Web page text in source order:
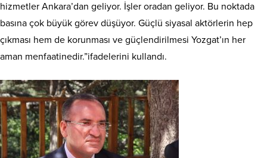
hizmetler Ankara’dan geliyor. İşler oradan geliyor. Bu noktada
basına çok büyük görev düşüyor. Güçlü siyasal aktörlerin hep
çıkması hem de korunması ve güçlendirilmesi Yozgat’ın her
aman menfaatinedir.”ifadelerini kullandı.